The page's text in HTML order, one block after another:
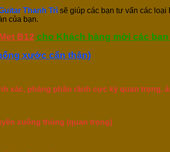
Thanh Trì sẽ giúp các bạn tư vấn các
của bạn.
B12 cho Khách hàng mời các
xước cẩn thận)
xác, phảng phần rãnh cực kỳ quan trọng,
xuống thùng (quan trọng)